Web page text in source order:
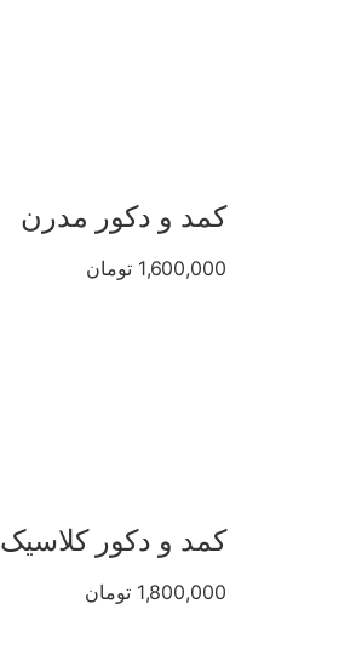
کمد و دکور مدرن
1,600,000 تومان
کمد و دکور کلاسیک
1,800,000 تومان